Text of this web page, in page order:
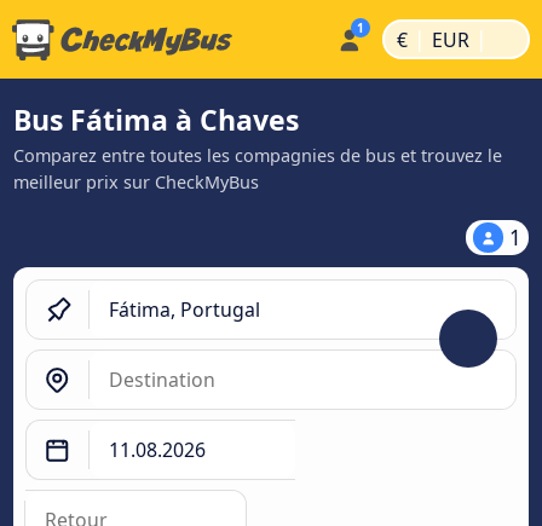
€ | EUR |
Bus Fátima à Chaves
Comparez entre toutes les compagnies de bus et trouvez le
meilleur prix sur CheckMyBus
1